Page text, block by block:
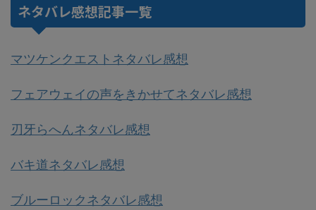
ネタバレ感想記事一覧
マツケンクエストネタバレ感想
フェアウェイの声をきかせてネタバレ感想
刃牙らへんネタバレ感想
バキ道ネタバレ感想
ブルーロックネタバレ感想